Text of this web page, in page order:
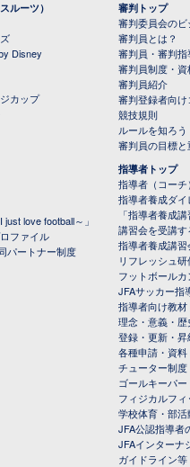
ルーツ）
Disney
カップ
love football～」
ファイル
パートナー制度
審判トップ
審判委員会の
審判員とは？
審判員・審判指
審判員制度・資
審判員紹介
審判登録者向け
競技規則
ルールを知ろう
審判員の目標と
指導者トップ
指導者（コー
指導者養成ダ
「指導者養成
講習会を受講
指導者養成講習
リフレッシュ
フットボール
JFAサッカー指
指導者向け教材
理念・意義・歴
登録・更新・
各種申請・資料
チューター制度
ゴールキーパー
フィジカルフィ
学校体育・部活
JFA公認指導者
JFAインターナ
ガイドライン等